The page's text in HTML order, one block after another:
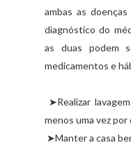
ambas as
diagnóstico do
as duas podem
medicamentos e
➤Realizar
menos uma vez por
➤Manter a casa